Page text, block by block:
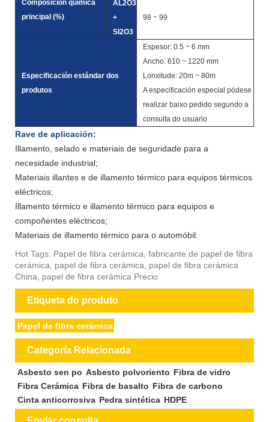
Composición química
principal (%)
AL2O3
+
SI2O3
98 ~ 99
Especificación estándar dos
produtos
Espesor: 0.5 ~ 6 mm
Ancho: 610 ~ 1220 mm
Lonxitude: 20m ~ 80m
A especificación especial pódese
realizar baixo pedido segundo a
consulta do usuario
Rave de aplicación:
Illamento, selado e materiais de seguridade para a
necesidade industrial;
Materiais illantes e de illamento térmico para equipos térmicos
eléctricos;
Illamento térmico e illamento térmico para equipos e
compoñentes eléctricos;
Materiais de illamento térmico para o automóbil.
Hot Tags: Papel de fibra cerámica, fabricante de papel de fibra
cerámica, papel de fibra cerámica, papel de fibra cerámica
China, papel de fibra cerámica Precio
Etiqueta do produto
Papel de fibra cerámica
Categoría Relacionada
Asbesto sen po Asbesto polvoriento Fibra de vidro
Fibra Cerámica Fibra de basalto Fibra de carbono
Cinta anticorrosiva Pedra sintética HDPE